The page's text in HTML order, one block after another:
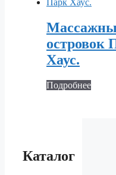
островок
Хаус.
Подробнее
Каталог